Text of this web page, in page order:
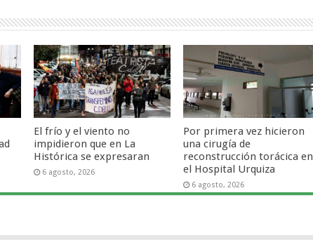
El frío y el viento no
impidieron que en La
Histórica se expresaran
6 agosto, 2026
Por primera vez hicieron
una cirugía de
reconstrucción torácica en
el Hospital Urquiza
6 agosto, 2026